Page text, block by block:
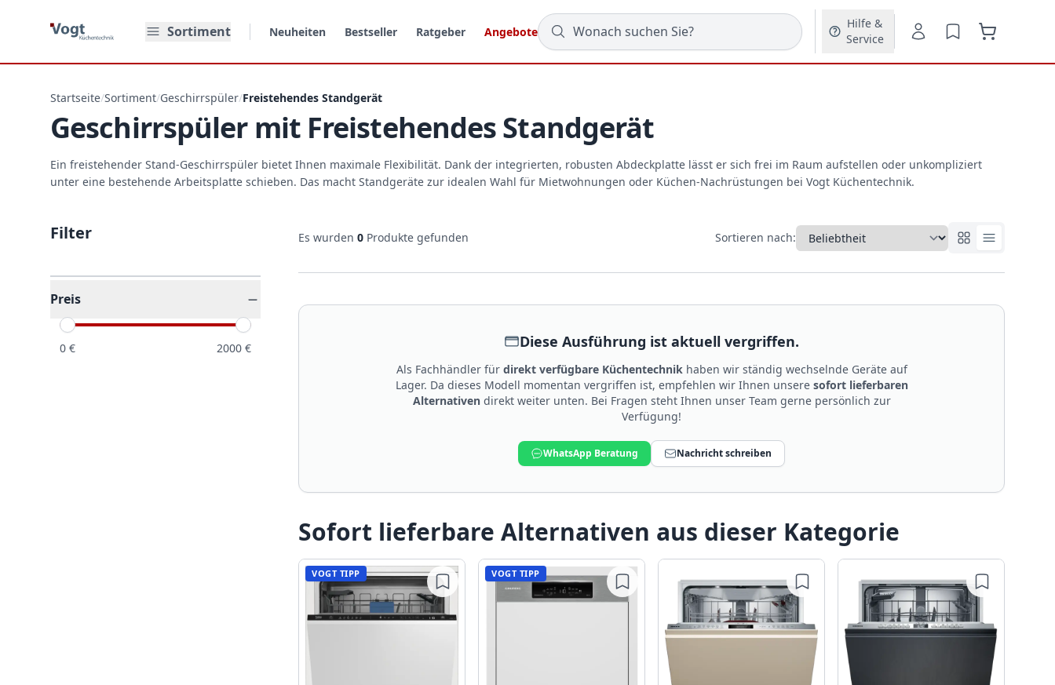
Sortiment
Neuheiten Bestseller Ratgeber Angebote
Hilfe &
Service
Startseite/Sortiment/Geschirrspüler/Freistehendes Standgerät
Geschirrspüler mit Freistehendes Standgerät
Ein freistehender Stand-Geschirrspüler bietet Ihnen maximale Flexibilität. Dank der integrierten, robusten Abdeckplatte lässt er sich frei im Raum aufstellen oder unkompliziert
unter eine bestehende Arbeitsplatte schieben. Das macht Standgeräte zur idealen Wahl für Mietwohnungen oder Küchen-Nachrüstungen bei Vogt Küchentechnik.
Filter
Preis
0 € 2000 €
Es wurden 0 Produkte gefunden Sortieren nach:
Diese Ausführung ist aktuell vergriffen.
Als Fachhändler für direkt verfügbare Küchentechnikhaben wir ständig wechselnde Geräte auf
Lager. Da dieses Modell momentan vergriffen ist, empfehlen wir Ihnen unsere sofort lieferbaren
Alternativendirekt weiter unten. Bei Fragen steht Ihnen unser Team gerne persönlich zur
Verfügung!
WhatsApp Beratung Nachricht schreiben
Sofort lieferbare Alternativen aus dieser Kategorie
VOGT TIPP VOGT TIPP